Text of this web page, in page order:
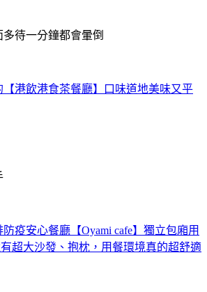
待一分鐘都會暈倒
港飲港食茶餐廳】口味道地美味又平
疫安心餐廳【Oyami cafe】獨立包廂用
超大沙發、抱枕，用餐環境真的超舒適